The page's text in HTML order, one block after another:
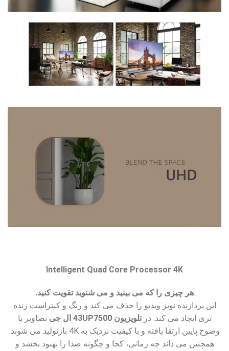
Intelligent Quad Core Processor 4K
هر چیزی را که می بینید و می شنوید تقویت کنید.
این پردازنده نویز ویدیو را حذف می کند و رنگ و کنتراست زنده
تری ایجاد می کند. در تلویزیون 43UP7500 ال جی تصاویر با
وضوح پایین ارتقا یافته و با کیفیت نزدیک به 4K بازتولید می شوند.
همچنین می داند چه زمانی، کجا و چگونه صدا را بهبود بخشد و